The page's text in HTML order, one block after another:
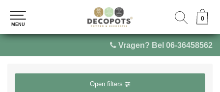
Vragen? Bel 06-36458562
0
MENU
0
MENU
Open filters